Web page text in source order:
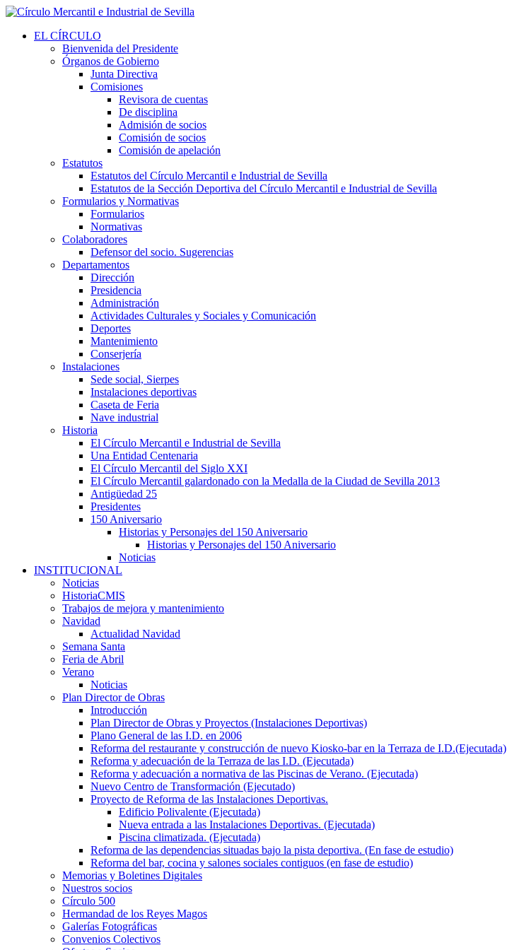
EL CÍRCULO
Bienvenida del Presidente
Órganos de Gobierno
Junta Directiva
Comisiones
Revisora de cuentas
De disciplina
Admisión de socios
Comisión de socios
Comisión de apelación
Estatutos
Estatutos del Círculo Mercantil e Industrial de Sevilla
Estatutos de la Sección Deportiva del Círculo Mercantil e Industrial de Sevilla
Formularios y Normativas
Formularios
Normativas
Colaboradores
Defensor del socio. Sugerencias
Departamentos
Dirección
Presidencia
Administración
Actividades Culturales y Sociales y Comunicación
Deportes
Mantenimiento
Conserjería
Instalaciones
Sede social, Sierpes
Instalaciones deportivas
Caseta de Feria
Nave industrial
Historia
El Círculo Mercantil e Industrial de Sevilla
Una Entidad Centenaria
El Círculo Mercantil del Siglo XXI
El Círculo Mercantil galardonado con la Medalla de la Ciudad de Sevilla 2013
Antigüedad 25
Presidentes
150 Aniversario
Historias y Personajes del 150 Aniversario
Historias y Personajes del 150 Aniversario
Noticias
INSTITUCIONAL
Noticias
HistoriaCMIS
Trabajos de mejora y mantenimiento
Navidad
Actualidad Navidad
Semana Santa
Feria de Abril
Verano
Noticias
Plan Director de Obras
Introducción
Plan Director de Obras y Proyectos (Instalaciones Deportivas)
Plano General de las I.D. en 2006
Reforma del restaurante y construcción de nuevo Kiosko-bar en la Terraza de I.D.(Ejecutada)
Reforma y adecuación de la Terraza de las I.D. (Ejecutada)
Reforma y adecuación a normativa de las Piscinas de Verano. (Ejecutada)
Nuevo Centro de Transformación (Ejecutado)
Proyecto de Reforma de las Instalaciones Deportivas.
Edificio Polivalente (Ejecutada)
Nueva entrada a las Instalaciones Deportivas. (Ejecutada)
Piscina climatizada. (Ejecutada)
Reforma de las dependencias situadas bajo la pista deportiva. (En fase de estudio)
Reforma del bar, cocina y salones sociales contiguos (en fase de estudio)
Memorias y Boletines Digitales
Nuestros socios
Círculo 500
Hermandad de los Reyes Magos
Galerías Fotográficas
Convenios Colectivos